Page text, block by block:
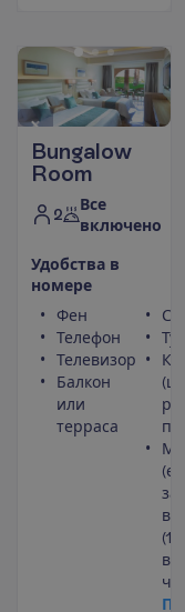
Bungalow
Room
2
Все
включено
Удобства в
номере
Фен
Телефон
Телевизор
Балкон
или
терраса
(1
П